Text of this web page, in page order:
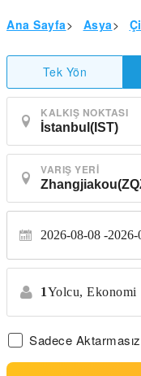
Ana Sayfa> Asya>
Tek Yön
KALKIŞ NOKTASI
VARIŞ YERI
2026-08-08 2026-
1Yolcu, Ekonomi
Sadece